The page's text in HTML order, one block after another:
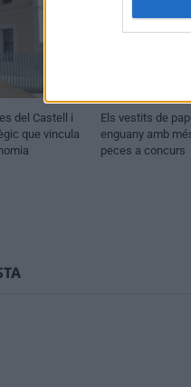
del Castell i
que vincula
Els vestits de
enguany amb
peces a concurs